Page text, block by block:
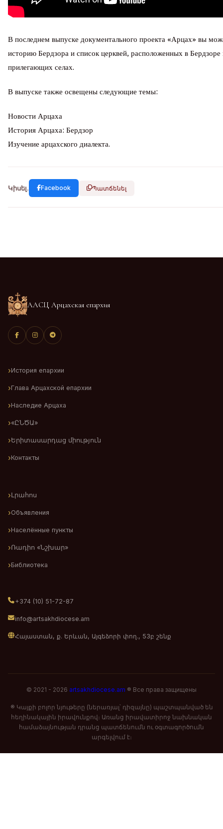
В последнем выпуске документального проекта «Арцах» вы
историю Бердзора и список церквей, расположенных в Бердзоре
прилегающих селах.
В выпуске также освещены следующие темы:
Новости Арцаха
История Арцаха: Бердзор
Изучение арцахского диалекта.
Կիսել. Facebook Պատճենել
ААСЦ Арцахская епархия
История епархии
Глава Арцахской епархии
Наследие Арцаха
«ԸՆԾԱ»
Երիտասարդաց միություն
Контакты
Լրահոս
Объявления
Населённые пункты
Ռադիո «Նշխար»
Библиотека
+374 (10) 51-72-87
info@artsakhdiocese.am
Հայաստան, ք. Երևան, Այգեձորի փող., 53բ շենք
© 2021 - 2026 artsakhdiocese.am ® Все права защищены
® Կայքի բոլոր նյութերը (ներառյալ՝ դիզայնը) պաշտպանված են
հեղինակային իրավունքով։ Առանց իրավատիրոջ նախնական
համաձայնության դրանց պատճենումն ու օգտագործումն
արգելվում է։